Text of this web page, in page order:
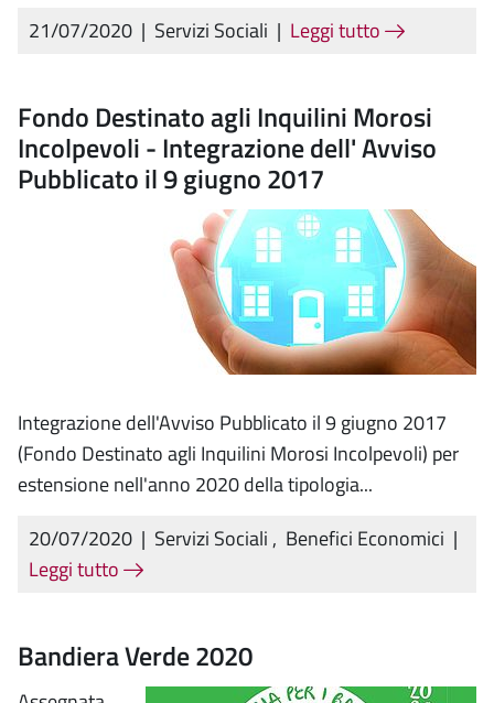
21/07/2020 | Servizi Sociali | Leggi tutto
Fondo Destinato agli Inquilini Morosi
Incolpevoli - Integrazione dell' Avviso
Pubblicato il 9 giugno 2017
Integrazione dell'Avviso Pubblicato il 9 giugno 2017
(Fondo Destinato agli Inquilini Morosi Incolpevoli) per
estensione nell'anno 2020 della tipologia...
20/07/2020 | Servizi Sociali , Benefici Economici |
Leggi tutto
Bandiera Verde 2020